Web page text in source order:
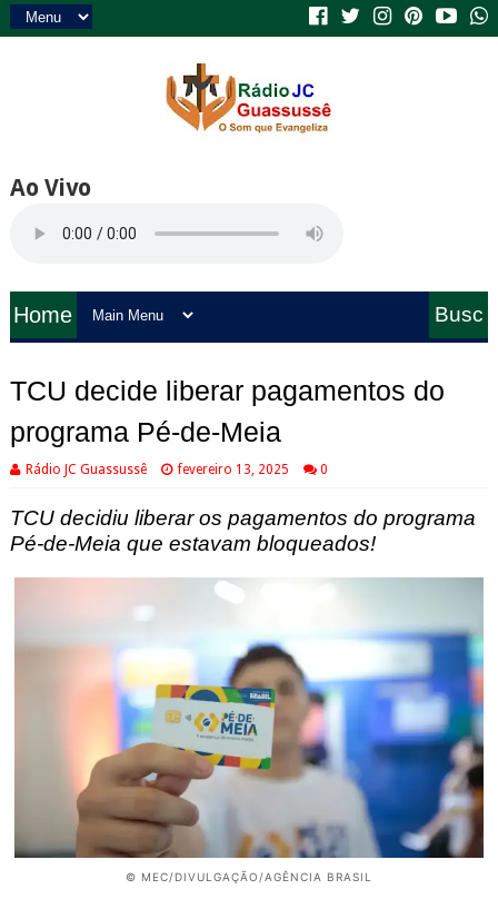
Ao Vivo
Home
Busc
TCU decide liberar pagamentos do
programa Pé-de-Meia
Rádio JC Guassussê fevereiro 13, 2025 0
TCU decidiu liberar os pagamentos do programa
Pé-de-Meia que estavam bloqueados!
© MEC/DIVULGAÇÃO/AGÊNCIA BRASIL